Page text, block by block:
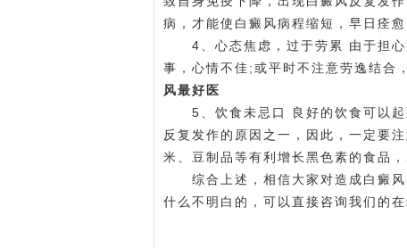
病，才能使白癜风病程缩短，早日痊愈
4、心态焦虑，过于劳累 由于担心
事，心情不佳;或平时不注意劳逸结合
风最好医
5、饮食未忌口 良好的饮食可以起
反复发作的原因之一，因此，一定要
米、豆制品等有利增长黑色素的食品，
综合上述，相信大家对造成白癜风
什么不明白的，可以直接咨询我们的